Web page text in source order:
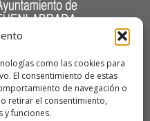
como las cookies para
El consentimiento de estas
de navegación o
retirar el consentimiento,
y funciones.